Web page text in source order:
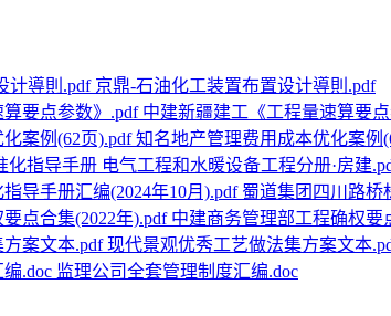
京鼎-石油化工装置布置设计導則.pdf
中建新疆建工《工程量速算要
知名地产管理费用成本优化案例
蜀道集团四川路桥
中建商务管理部工程确权要
现代景观优秀工艺做法集方案文本
监理公司全套管理制度汇编.doc